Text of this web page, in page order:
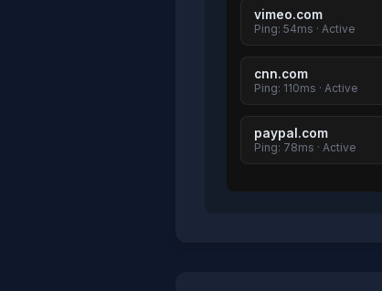
vimeo.com
Ping: 54ms · Active
cnn.com
Ping: 110ms · Active
paypal.com
Ping: 78ms · Active